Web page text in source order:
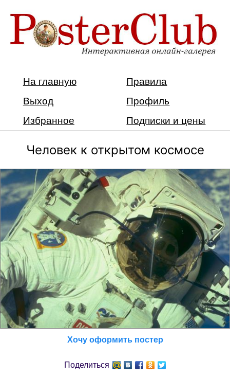
На главную
Правила
Выход
Профиль
Избранное
Подписки и цены
Человек к открытом космосе
Хочу оформить постер
Поделиться